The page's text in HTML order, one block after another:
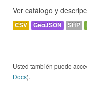
Ver catálogo y
CSV GeoJSON SHP
Usted también puede
Docs).